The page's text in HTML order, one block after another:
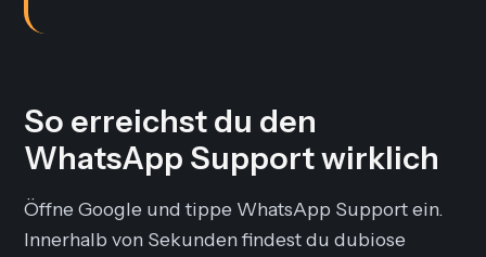
So erreichst du den
WhatsApp Support wirklich
Öffne Google und tippe WhatsApp Supportein.
Innerhalb von Sekunden findest du dubiose